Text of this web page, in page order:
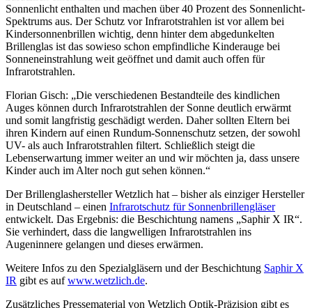
Sonnenlicht enthalten und machen über 40 Prozent des Sonnenlicht-
Spektrums aus. Der Schutz vor Infrarotstrahlen ist vor allem bei
Kindersonnenbrillen wichtig, denn hinter dem abgedunkelten
Brillenglas ist das sowieso schon empfindliche Kinderauge bei
Sonneneinstrahlung weit geöffnet und damit auch offen für
Infrarotstrahlen.
Florian Gisch: „Die verschiedenen Bestandteile des kindlichen
Auges können durch Infrarotstrahlen der Sonne deutlich erwärmt
und somit langfristig geschädigt werden. Daher sollten Eltern bei
ihren Kindern auf einen Rundum-Sonnenschutz setzen, der sowohl
UV- als auch Infrarotstrahlen filtert. Schließlich steigt die
Lebenserwartung immer weiter an und wir möchten ja, dass unsere
Kinder auch im Alter noch gut sehen können.“
Der Brillenglashersteller Wetzlich hat – bisher als einziger Hersteller
in Deutschland – einen Infrarotschutz für Sonnenbrillengläser
entwickelt. Das Ergebnis: die Beschichtung namens „Saphir X IR“.
Sie verhindert, dass die langwelligen Infrarotstrahlen ins
Augeninnere gelangen und dieses erwärmen.
Weitere Infos zu den Spezialgläsern und der Beschichtung Saphir X
IR gibt es aufwww.wetzlich.de.
Zusätzliches Pressematerial von Wetzlich Optik-Präzision gibt es